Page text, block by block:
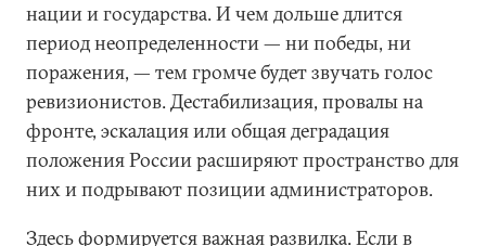
нации и государства. И чем дольше длится
период неопределенности — ни победы, ни
поражения, — тем громче будет звучать голос
ревизионистов. Дестабилизация, провалы на
фронте, эскалация или общая деградация
положения России расширяют пространство для
них и подрывают позиции администраторов.
Здесь формируется важная развилка. Если в